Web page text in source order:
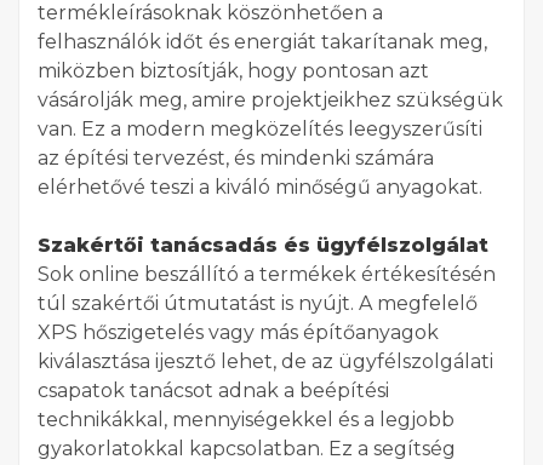
termékleírásoknak köszönhetően a
felhasználók időt és energiát takarítanak meg,
miközben biztosítják, hogy pontosan azt
vásárolják meg, amire projektjeikhez szükségük
van. Ez a modern megközelítés leegyszerűsíti
az építési tervezést, és mindenki számára
elérhetővé teszi a kiváló minőségű anyagokat.
Szakértői tanácsadás és ügyfélszolgálat
Sok online beszállító a termékek értékesítésén
túl szakértői útmutatást is nyújt. A megfelelő
XPS hőszigetelés vagy más építőanyagok
kiválasztása ijesztő lehet, de az ügyfélszolgálati
csapatok tanácsot adnak a beépítési
technikákkal, mennyiségekkel és a legjobb
gyakorlatokkal kapcsolatban. Ez a segítség